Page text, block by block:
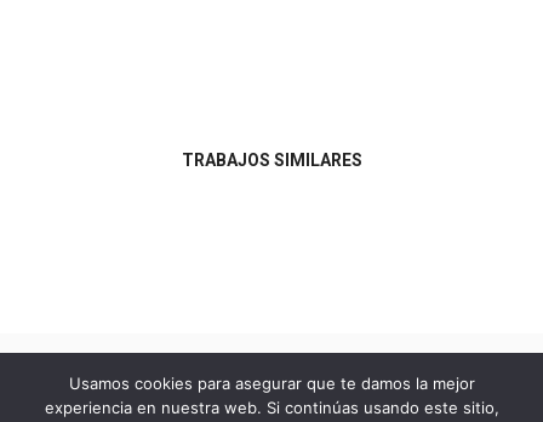
TRABAJOS SIMILARES
VIZCAYA / BIZKAIA
Usamos cookies para asegurar que te damos la mejor
experiencia en nuestra web. Si continúas usando este sitio,